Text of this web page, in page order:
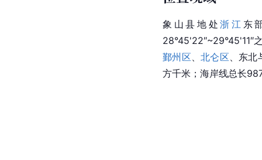
象山县地处浙江 东
28°45'22″~29°45'11″
鄞州区、北仑区、东北
方千米；海岸线总长